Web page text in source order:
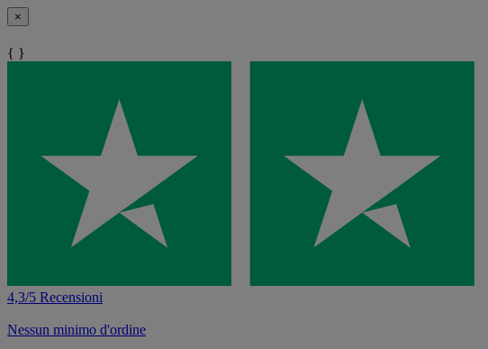
×
{ }
4,3/5 Recensioni
Nessun minimo d'ordine